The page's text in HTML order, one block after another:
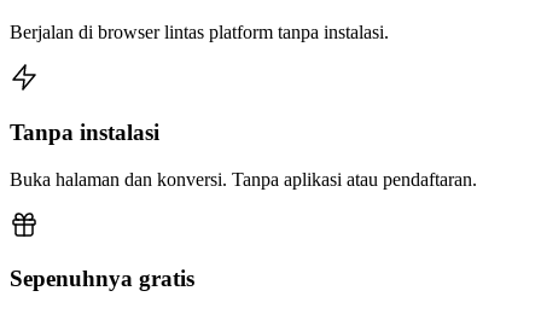
Berjalan di browser lintas platform tanpa instalasi.
Tanpa instalasi
Buka halaman dan konversi. Tanpa aplikasi atau pendaftaran.
Sepenuhnya gratis